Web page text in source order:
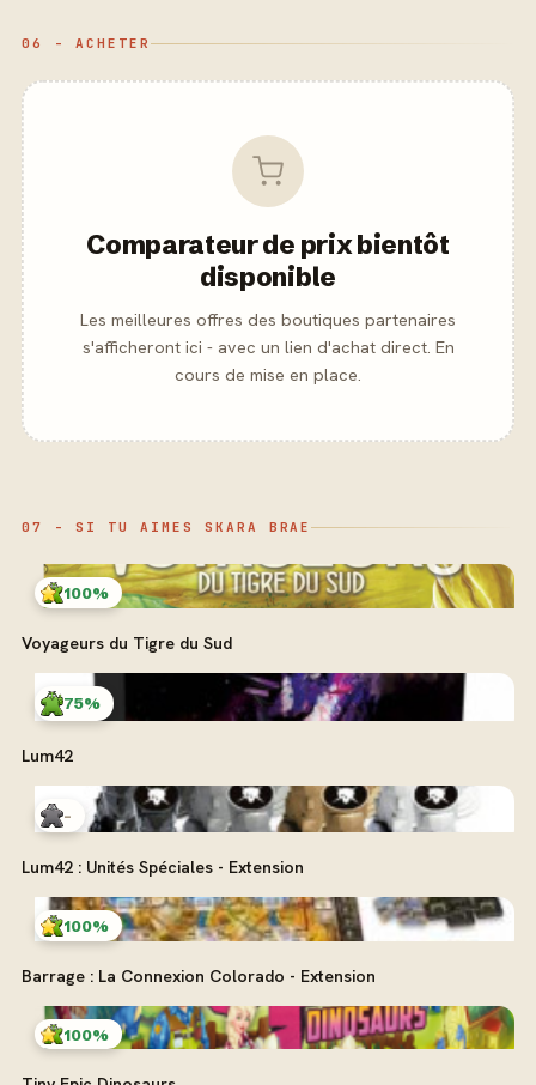
06 - ACHETER
Comparateur de prix bientôt
disponible
Les meilleures offres des boutiques partenaires
s'afficheront ici - avec un lien d'achat direct. En
cours de mise en place.
07 - SI TU AIMES SKARA BRAE
100%
Voyageurs du Tigre du Sud
75%
Lum42
-
Lum42 : Unités Spéciales - Extension
100%
Barrage : La Connexion Colorado - Extension
100%